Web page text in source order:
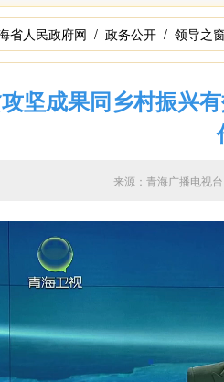
省人民政府网 / 政务公开 / 领导之
坚成果同乡村振兴
来源：青海广播电